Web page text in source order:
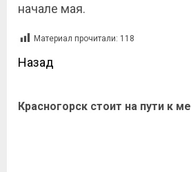
начале мая.
Материал прочитали: 118
Назад
Красногорск стоит на пути к